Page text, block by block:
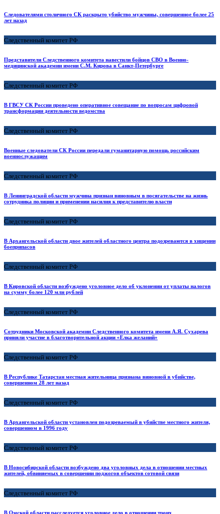
Следователями столичного СК раскрыто убийство мужчины, совершенное более 25
лет назад
Следственный комитет РФ
Представители Следственного комитета навестили бойцов СВО в Военно-
медицинской академии имени С.М. Кирова в Санкт-Петербурге
Следственный комитет РФ
В ГВСУ СК России проведено оперативное совещание по вопросам цифровой
трансформации деятельности ведомства
Следственный комитет РФ
Военные следователи СК России передали гуманитарную помощь российским
военнослужащим
Следственный комитет РФ
В Ленинградской области мужчина признан виновным в посягательстве на жизнь
сотрудника полиции и применении насилия к представителю власти
Следственный комитет РФ
В Архангельской области двое жителей областного центра подозреваются в хищении
боеприпасов
Следственный комитет РФ
В Кировской области возбуждено уголовное дело об уклонении от уплаты налогов
на сумму более 120 млн рублей
Следственный комитет РФ
Сотрудники Московской академии Следственного комитета имени А.Я. Сухарева
приняли участие в благотворительной акции «Елка желаний»
Следственный комитет РФ
В Республике Татарстан местная жительница признана виновной в убийстве,
совершенном 28 лет назад
Следственный комитет РФ
В Архангельской области установлен подозреваемый в убийстве местного жителя,
совершенном в 1996 году
Следственный комитет РФ
В Новосибирской области возбуждено два уголовных дела в отношении местных
жителей, обвиняемых в совершении поджогов объектов сотовой связи
Следственный комитет РФ
В Омской области расследуется уголовное дело в отношении троих